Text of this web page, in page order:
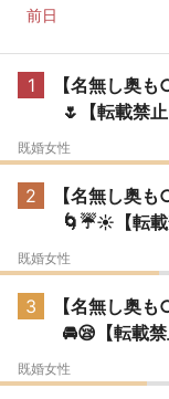
前日
1
【名無し奥
🌷【転載禁止
既婚女性
2
【名無し奥
🌀☔☀【転載
既婚女性
3
【名無し奥
🚘😪【転載禁
既婚女性